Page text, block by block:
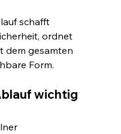
schafft
ordnet
dem gesamten
Form.
wichtig